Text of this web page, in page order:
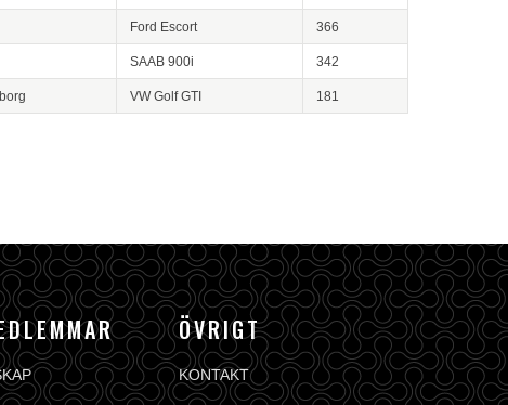
Ford Escort 366
SAAB 900i 342
VW Golf GTI 181
ÖVRIGT
KONTAKT